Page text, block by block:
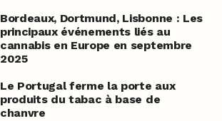
Bordeaux, Dortmund, Lisbonne : Les
principaux événements liés au
cannabis en Europe en septembre
2025
Le Portugal ferme la porte aux
produits du tabac à base de
chanvre